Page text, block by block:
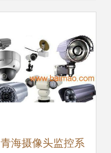
青海摄像头监控系